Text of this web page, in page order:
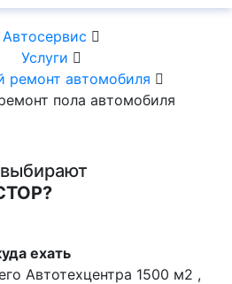
Автосервис
Услуги
ремонт автомобиля
пола автомобиля
ехать
Автотехцентра 1500 м2 ,